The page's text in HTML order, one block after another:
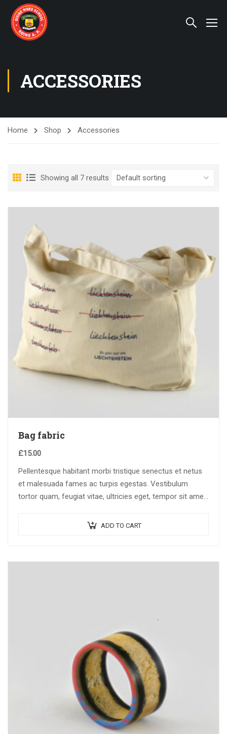
ACCESSORIES
Home Shop Accessories
Showing all 7 results
Bag fabric
£15.00
Pellentesque habitant morbi tristique senectus et netus
et malesuada fames ac turpis egestas. Vestibulum
tortor quam, feugiat vitae, ultricies eget, tempor sit amet,
ADD TO CART